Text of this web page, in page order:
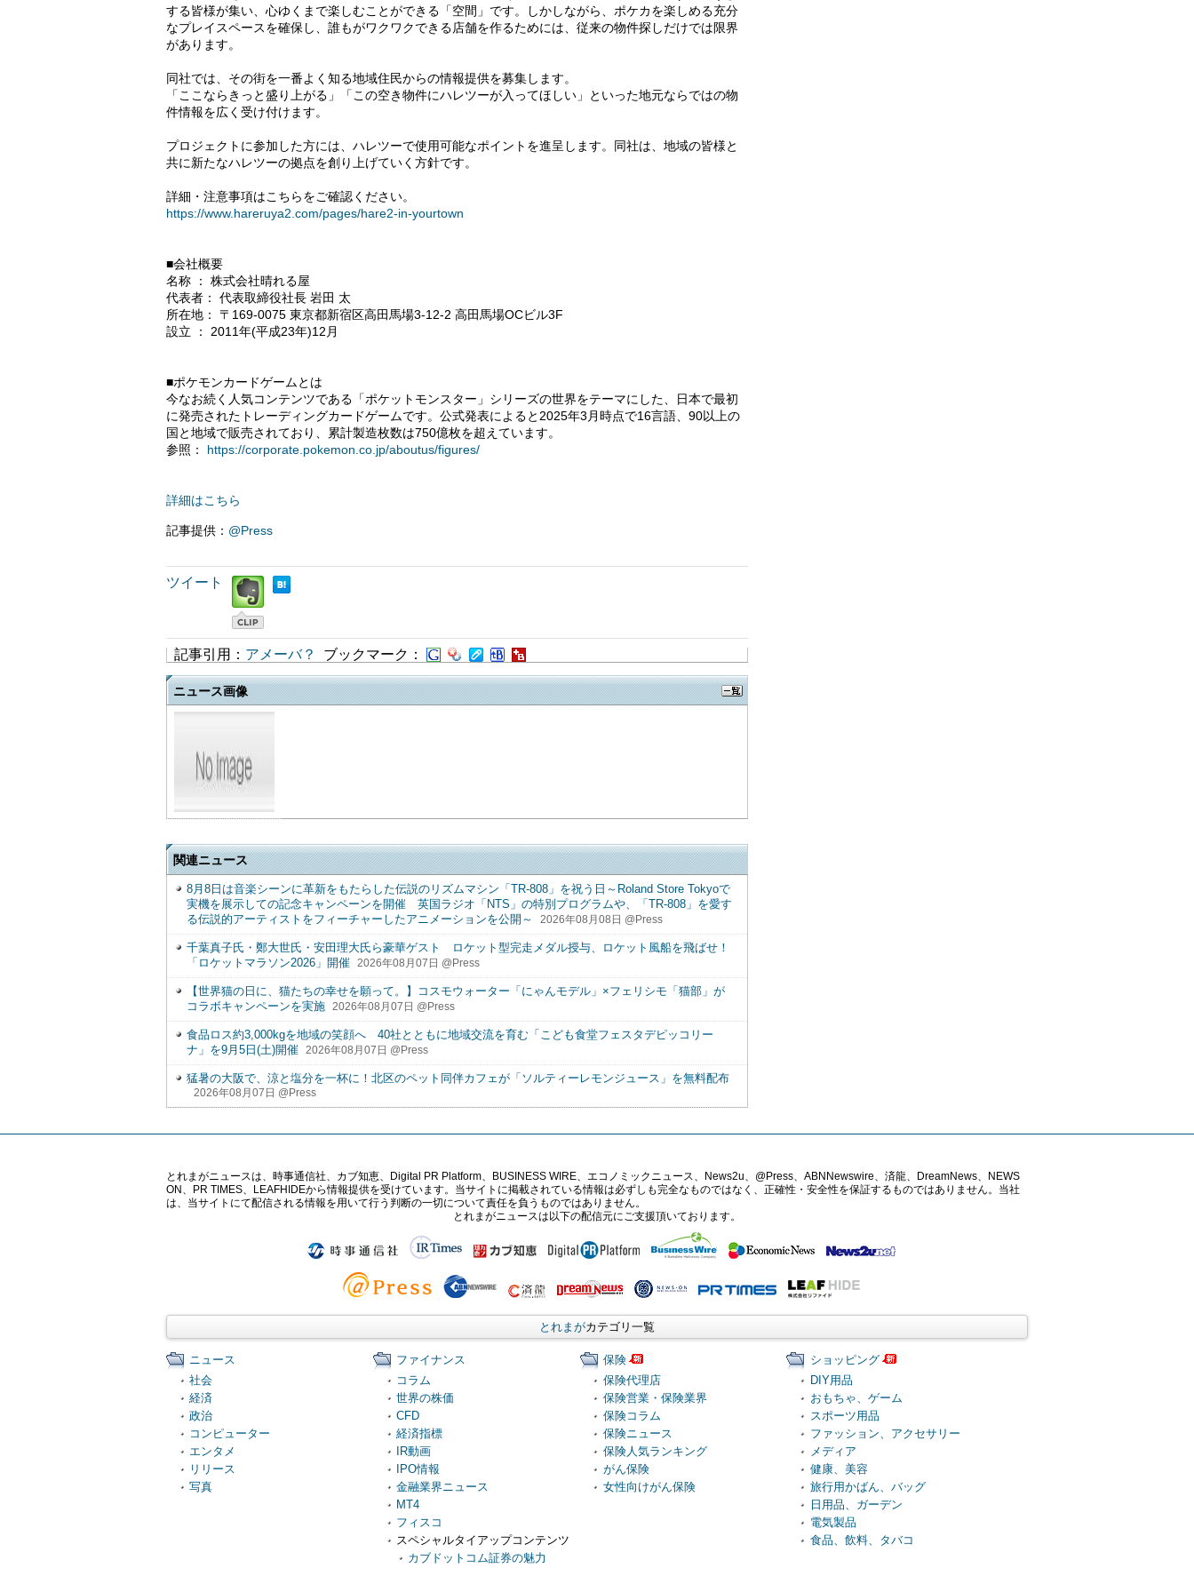
する皆様が集い、心ゆくまで楽しむことができる「空間」です。しかしながら、ポケカを楽しめる充分
なプレイスペースを確保し、誰もがワクワクできる店舗を作るためには、従来の物件探しだけでは限界
があります。
同社では、その街を一番よく知る地域住民からの情報提供を募集します。
「ここならきっと盛り上がる」「この空き物件にハレツーが入ってほしい」といった地元ならではの物
件情報を広く受け付けます。
プロジェクトに参加した方には、ハレツーで使用可能なポイントを進呈します。同社は、地域の皆様と
共に新たなハレツーの拠点を創り上げていく方針です。
詳細・注意事項はこちらをご確認ください。
https://www.hareruya2.com/pages/hare2-in-yourtown
■会社概要
名称 ： 株式会社晴れる屋
代表者： 代表取締役社長 岩田 太
所在地： 〒169-0075 東京都新宿区高田馬場3-12-2 高田馬場OCビル3F
設立 ： 2011年(平成23年)12月
■ポケモンカードゲームとは
今なお続く人気コンテンツである「ポケットモンスター」シリーズの世界をテーマにした、日本で最初
に発売されたトレーディングカードゲームです。公式発表によると2025年3月時点で16言語、90以上の
国と地域で販売されており、累計製造枚数は750億枚を超えています。
参照： https://corporate.pokemon.co.jp/aboutus/figures/
詳細はこちら
記事提供： @Press
ツイート
記事引用： アメーバ？ ブックマーク：
ニュース画像
関連ニュース
8月8日は音楽シーンに革新をもたらした伝説のリズムマシン「TR-808」を祝う日～Roland Store Tokyoで
実機を展示しての記念キャンペーンを開催 英国ラジオ「NTS」の特別プログラムや、「TR-808」を愛す
る伝説的アーティストをフィーチャーしたアニメーションを公開～
2026年08月08日 @Press
千葉真子氏・鄭大世氏・安田理大氏ら豪華ゲスト ロケット型完走メダル授与、ロケット風船を飛ばせ！
「ロケットマラソン2026」開催
2026年08月07日 @Press
【世界猫の日に、猫たちの幸せを願って。】コスモウォーター「にゃんモデル」×フェリシモ「猫部」が
コラボキャンペーンを実施
2026年08月07日 @Press
食品ロス約3,000kgを地域の笑顔へ 40社とともに地域交流を育む「こども食堂フェスタデピッコリー
ナ」を9月5日(土)開催
2026年08月07日 @Press
猛暑の大阪で、涼と塩分を一杯に！北区のペット同伴カフェが「ソルティーレモンジュース」を無料配布
2026年08月07日 @Press
とれまがニュースは、時事通信社、カブ知恵、Digital PR Platform、BUSINESS WIRE、エコノミックニュース、News2u、@Press、ABNNewswire、済龍、DreamNews、NEWS
ON、PR TIMES、LEAFHIDEから情報提供を受けています。当サイトに掲載されている情報は必ずしも完全なものではなく、正確性・安全性を保証するものではありません。当社
は、当サイトにて配信される情報を用いて行う判断の一切について責任を負うものではありません。
とれまがニュースは以下の配信元にご支援頂いております。
とれまがカテゴリ一覧
ニュース
社会
経済
政治
コンピューター
エンタメ
リリース
写真
ファイナンス
コラム
世界の株価
CFD
経済指標
IR動画
IPO情報
金融業界ニュース
MT4
フィスコ
スペシャルタイアップコンテンツ
カブドットコム証券の魅力
保険
保険代理店
保険営業・保険業界
保険コラム
保険ニュース
保険人気ランキング
がん保険
女性向けがん保険
ショッピング
DIY用品
おもちゃ、ゲーム
スポーツ用品
ファッション、アクセサリー
メディア
健康、美容
旅行用かばん、バッグ
日用品、ガーデン
電気製品
食品、飲料、タバコ